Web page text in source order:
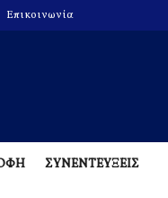
Επικοινωνία
ΣΥΝΕΝΤΕΥΞΕΙΣ